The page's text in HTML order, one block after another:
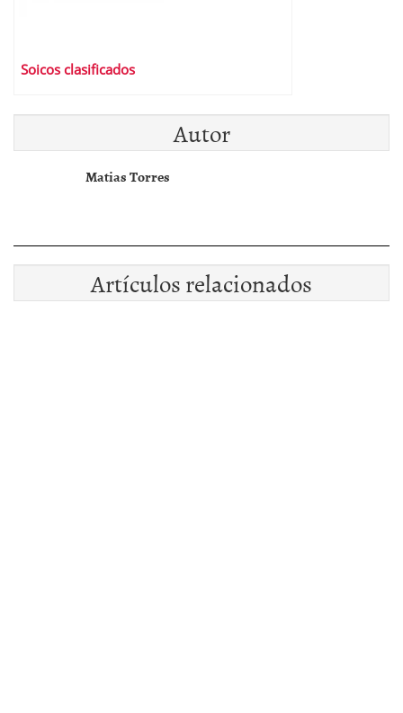
Soicos clasificados
Autor
Matias Torres
Artículos relacionados